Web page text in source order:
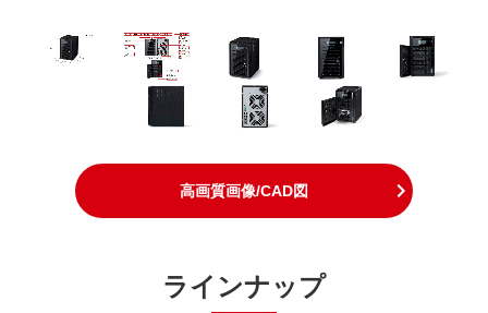
高画質画像/CAD図
ラインナップ